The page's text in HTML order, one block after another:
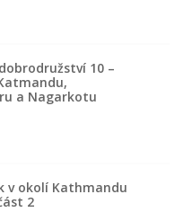
10 –
a Nagarkotu
v okolí Kathmandu
2